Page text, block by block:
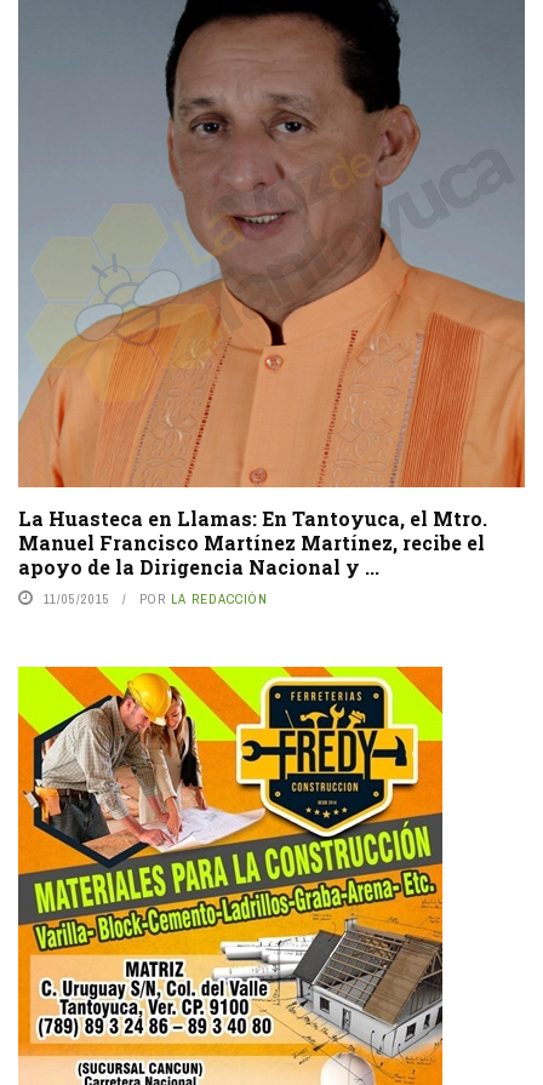
La Huasteca en Llamas: En Tantoyuca, el Mtro.
Manuel Francisco Martínez Martínez, recibe el
apoyo de la Dirigencia Nacional y ...
11/05/2015 POR LA REDACCIÓN